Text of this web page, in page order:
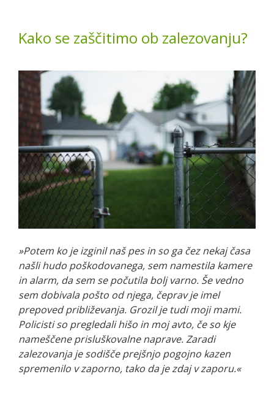
Kako se zaščitimo ob zalezovanju?
»Potem ko je izginil naš pes in so ga čez nekaj časa
našli hudo poškodovanega, sem namestila kamere
in alarm, da sem se počutila bolj varno. Še vedno
sem dobivala pošto od njega, čeprav je imel
prepoved približevanja. Grozil je tudi moji mami.
Policisti so pregledali hišo in moj avto, če so kje
nameščene prisluškovalne naprave. Zaradi
zalezovanja je sodišče prejšnjo pogojno kazen
spremenilo v zaporno, tako da je zdaj v zaporu.«